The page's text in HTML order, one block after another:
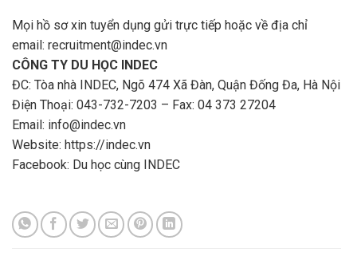
Mọi hồ sơ xin tuyển dụng gửi trực tiếp hoặc về địa chỉ
email: recruitment@indec.vn
CÔNG TY DU HỌC INDEC
ĐC: Tòa nhà INDEC, Ngõ 474 Xã Đàn, Quận Đống Đa, Hà Nội
Điện Thoại: 043-732-7203 – Fax: 04 373 27204
Email: info@indec.vn
Website: https://indec.vn
Facebook: Du học cùng INDEC